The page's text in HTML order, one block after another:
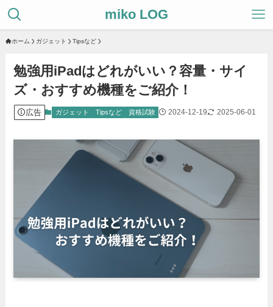
miko LOG
ホーム ガジェット Tipsなど
勉強用iPadはどれがいい？容量・サイ
ズ・おすすめ機種をご紹介！
広告 ガジェット Tipsなど 資格試験 2024-12-19 2025-06-01